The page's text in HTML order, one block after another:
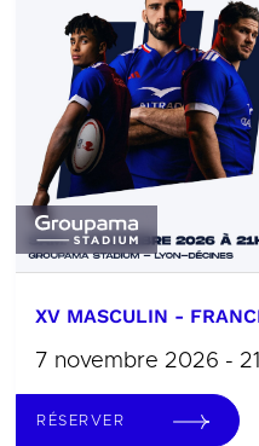
XV MASCULIN -
7 novembre 2026 -
RÉSERVER